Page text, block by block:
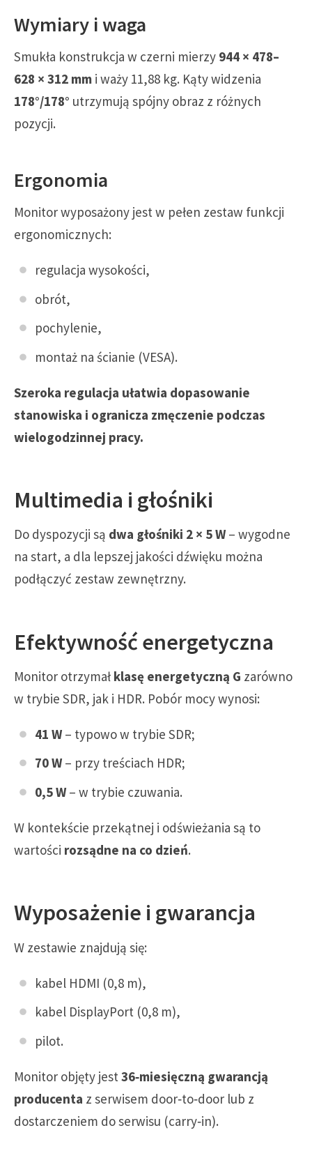
Wymiary i waga
Smukła konstrukcja w czerni mierzy 944 × 478–
628 × 312 mm i waży 11,88 kg. Kąty widzenia
178°/178° utrzymują spójny obraz z różnych
pozycji.
Ergonomia
Monitor wyposażony jest w pełen zestaw funkcji
ergonomicznych:
regulacja wysokości,
obrót,
pochylenie,
montaż na ścianie (VESA).
Szeroka regulacja ułatwia dopasowanie
stanowiska i ogranicza zmęczenie podczas
wielogodzinnej pracy.
Multimedia i głośniki
Do dyspozycji są dwa głośniki 2 × 5 W – wygodne
na start, a dla lepszej jakości dźwięku można
podłączyć zestaw zewnętrzny.
Efektywność energetyczna
Monitor otrzymał klasę energetyczną G zarówno
w trybie SDR, jak i HDR. Pobór mocy wynosi:
41 W – typowo w trybie SDR;
70 W – przy treściach HDR;
0,5 W – w trybie czuwania.
W kontekście przekątnej i odświeżania są to
wartości rozsądne na co dzień.
Wyposażenie i gwarancja
W zestawie znajdują się:
kabel HDMI (0,8 m),
kabel DisplayPort (0,8 m),
pilot.
Monitor objęty jest 36‑miesięczną gwarancją
producenta z serwisem door‑to‑door lub z
dostarczeniem do serwisu (carry‑in).